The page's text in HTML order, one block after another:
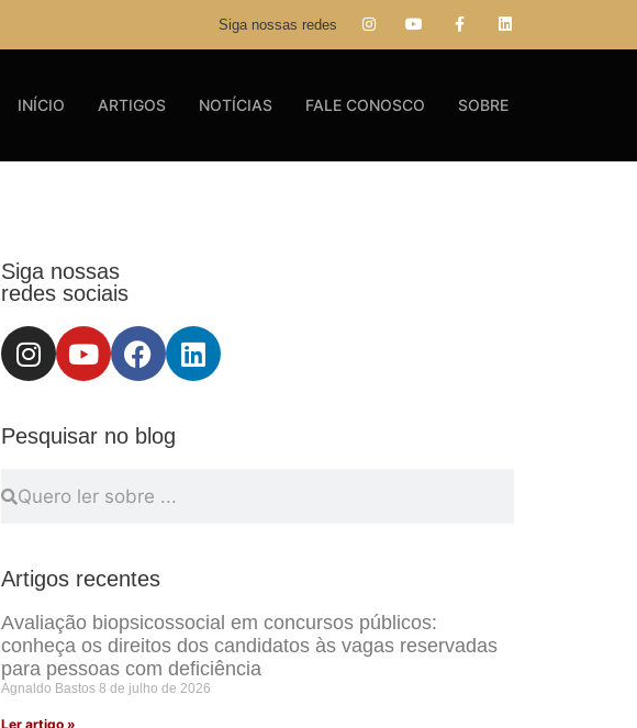
Siga nossas redes
INÍCIO ARTIGOS NOTÍCIAS FALE CONOSCO SOBRE
Siga nossas
redes sociais
Pesquisar no blog
Artigos recentes
Avaliação biopsicossocial em concursos públicos:
conheça os direitos dos candidatos às vagas reservadas
para pessoas com deficiência
Agnaldo Bastos 8 de julho de 2026
Ler artigo »